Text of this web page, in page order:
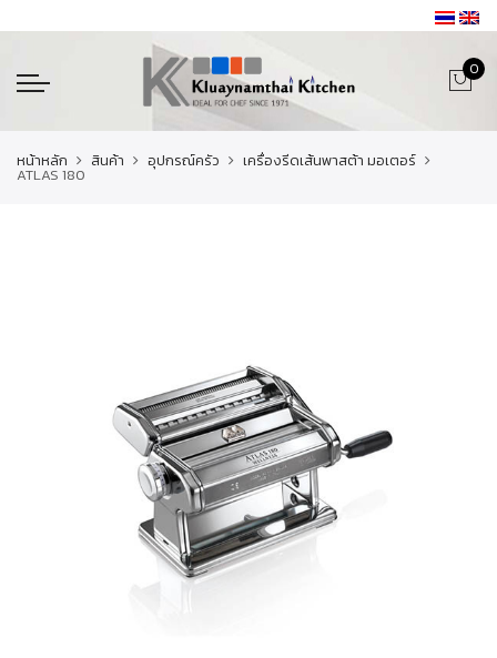
0
หน้าหลัก สินค้า อุปกรณ์ครัว เครื่องรีดเส้นพาสต้า มอเตอร์
ATLAS 180